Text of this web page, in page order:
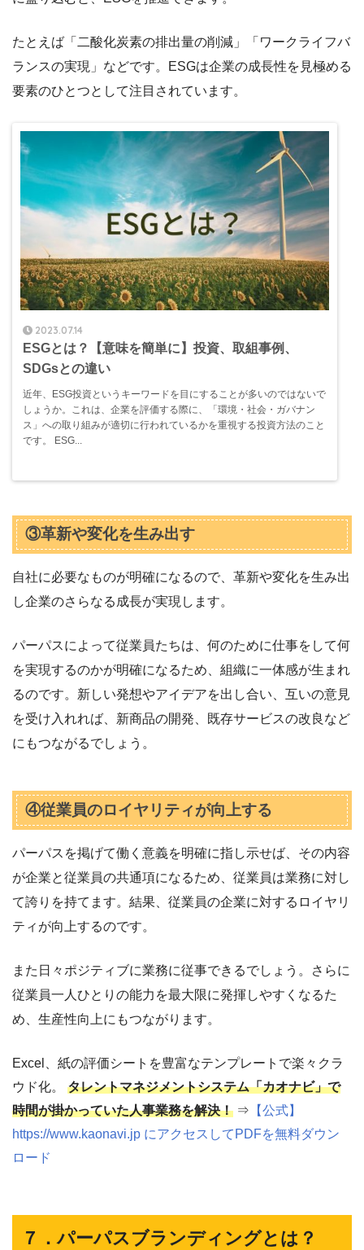
たとえば「二酸化炭素の排出量の削減」「ワークライフバ
ランスの実現」などです。ESGは企業の成長性を見極める
要素のひとつとして注目されています。
2023.07.14
ESGとは？【意味を簡単に】投資、取組事例、
SDGsとの違い
近年、ESG投資というキーワードを目にすることが多いのではないで
しょうか。これは、企業を評価する際に、「環境・社会・ガバナン
ス」への取り組みが適切に行われているかを重視する投資方法のこと
です。 ESG...
③革新や変化を生み出す
自社に必要なものが明確になるので、革新や変化を生み出
し企業のさらなる成長が実現します。
パーパスによって従業員たちは、何のために仕事をして何
を実現するのかが明確になるため、組織に一体感が生まれ
るのです。新しい発想やアイデアを出し合い、互いの意見
を受け入れれば、新商品の開発、既存サービスの改良など
にもつながるでしょう。
④従業員のロイヤリティが向上する
パーパスを掲げて働く意義を明確に指し示せば、その内容
が企業と従業員の共通項になるため、従業員は業務に対し
て誇りを持てます。結果、従業員の企業に対するロイヤリ
ティが向上するのです。
また日々ポジティブに業務に従事できるでしょう。さらに
従業員一人ひとりの能力を最大限に発揮しやすくなるた
め、生産性向上にもつながります。
Excel、紙の評価シートを豊富なテンプレートで楽々クラ
ウド化。 タレントマネジメントシステム「カオナビ」で
時間が掛かっていた人事業務を解決！ ⇒ 【公式】
https://www.kaonavi.jp にアクセスしてPDFを無料ダウン
ロード
７．パーパスブランディングとは？